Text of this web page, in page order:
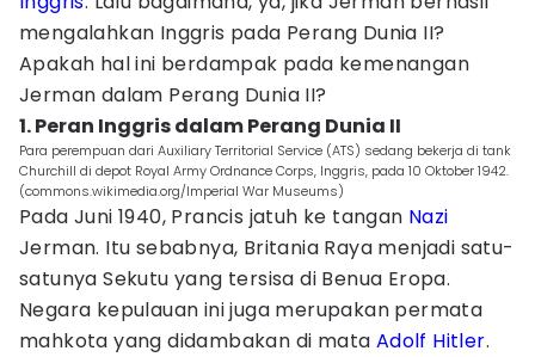
mengalahkan Inggris pada Perang Dunia II?
Apakah hal ini berdampak pada kemenangan
Jerman dalam Perang Dunia II?
1. Peran Inggris dalam Perang Dunia II
Para perempuan dari Auxiliary Territorial Service (ATS) sedang bekerja di tank
Churchill di depot Royal Army Ordnance Corps, Inggris, pada 10 Oktober 1942.
(commons.wikimedia.org/Imperial War Museums)
Pada Juni 1940, Prancis jatuh ke tangan Nazi
Jerman. Itu sebabnya, Britania Raya menjadi satu-
satunya Sekutu yang tersisa di Benua Eropa.
Negara kepulauan ini juga merupakan permata
mahkota yang didambakan di mata Adolf Hitler.